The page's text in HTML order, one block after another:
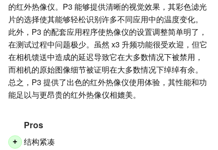
的红外热像仪。P3 能够提供清晰的视觉效果，其彩色滤光
片的选择使其能够轻松识别许多不同应用中的温度变化。
此外，P3 的配套应用程序使热像仪的设置调整简单明了，
在测试过程中问题极少。虽然 x3 升频功能很受欢迎，但它
在相机馈送中造成的延迟导致它在大多数情况下被禁用，
而相机的原始图像细节被证明在大多数情况下绰绰有余。
总之，P3 提供了出色的红外热像仪使用体验，其性能和功
能足以与更昂贵的红外热像仪相媲美。
Pros
+ 结构紧凑